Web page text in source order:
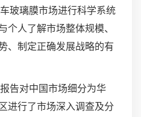
玻璃膜市场进行科学系统
人了解市场整体规模、
、制定正确发展战略的有
告对中国市场细分为华
进行了市场深入调查及分